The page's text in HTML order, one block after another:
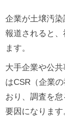
企業が土壌汚
報道されると
ます。
大手企業や公
はCSR（企業
おり、調査を
要因になります